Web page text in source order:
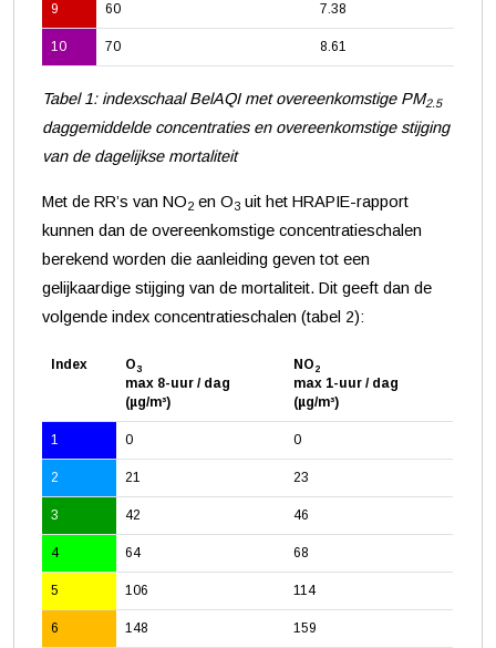
9 60 7.38
10 70 8.61
Tabel 1: indexschaal BelAQI met overeenkomstige PM2.5
daggemiddelde concentraties en overeenkomstige stijging
van de dagelijkse mortaliteit
Met de RR’s van NO2 en O3 uit het HRAPIE-rapport
kunnen dan de overeenkomstige concentratieschalen
berekend worden die aanleiding geven tot een
gelijkaardige stijging van de mortaliteit. Dit geeft dan de
volgende index concentratieschalen (tabel 2):
Index O3
max 8-uur / dag
(µg/m³)
NO 2
max 1-uur / dag
(µg/m³)
1 0 0
2 21 23
3 42 46
4 64 68
5 106 114
6 148 159